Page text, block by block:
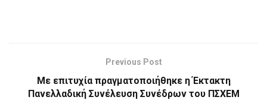
Previous Post
Με επιτυχία πραγματοποιήθηκε η Έκτακτη
Πανελλαδική Συνέλευση Συνέδρων του ΠΣΧΕΜ